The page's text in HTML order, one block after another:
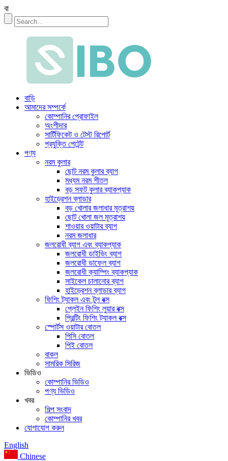
বা
বাড়ি
আমাদের সম্পর্কে
কোম্পানির প্রোফাইল
অংশীদার
সার্টিফিকেট ও টেস্ট রিপোর্ট
প্রযুক্তি পেটেন্ট
পণ্য
নরম কুলার
ছোট নরম কুলার ব্যাগ
মধ্যম নরম শীতল
বড় সফট কুলার ব্যাকপ্যাক
হাইড্রেশন ব্লাডার
বড় খোলার জলাধার মূত্রাশয়
ছোট খোলা জল মূত্রাশয়
শাওয়ার ওয়াটার ব্যাগ
নরম জলাধার
জলরোধী ব্যাগ এবং ব্যাকপ্যাক
জলরোধী ডাইভিং ব্যাগ
জলরোধী ডাফেল ব্যাগ
জলরোধী ক্যাম্পিং ব্যাকপ্যাক
সাইকেল চালানোর ব্যাগ
হাইড্রেশন ব্লাডার ব্যাগ
ফিশিং ট্যাকল এবং টুল বক্স
প্লেইন ফিশিং লুয়ার বক্স
প্রিন্টিং ফিশিং ট্যাকল বক্স
স্পোর্টস ওয়াটার বোতল
পিসি বোতল
পিই বোতল
বাকল
সামরিক সিরিজ
ভিডিও
কোম্পানির ভিডিও
পণ্য ভিডিও
খবর
শিল্প সংবাদ
কোম্পানির খবর
যোগাযোগ করুন
English
Chinese